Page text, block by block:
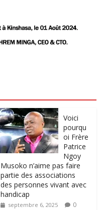
Voici
pourqu
oi Frère
Patrice
Ngoy
Musoko n’aime pas faire
partie des associations
des personnes vivant avec
handicap
septembre 6, 2025 0